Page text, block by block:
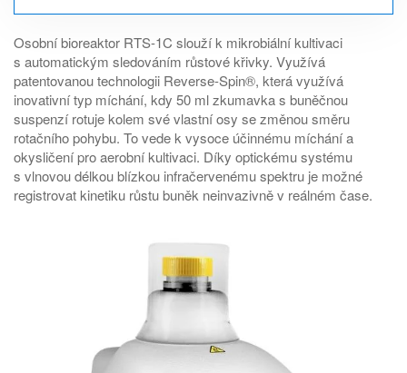
Osobní bioreaktor RTS-1C slouží k mikrobiální kultivaci
s automatickým sledováním růstové křivky. Využívá
patentovanou technologii Reverse-Spin®, která využívá
inovativní typ míchání, kdy 50 ml zkumavka s buněčnou
suspenzí rotuje kolem své vlastní osy se změnou směru
rotačního pohybu. To vede k vysoce účinnému míchání a
okysličení pro aerobní kultivaci. Díky optickému systému
s vlnovou délkou blízkou infračervenému spektru je možné
registrovat kinetiku růstu buněk neinvazivně v reálném čase.